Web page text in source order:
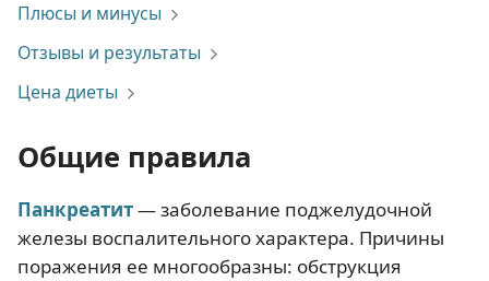
Плюсы и минусы
Отзывы и результаты
Цена диеты
Общие правила
Панкреатит— заболевание поджелудочной
железы воспалительного характера. Причины
поражения ее многообразны: обструкция